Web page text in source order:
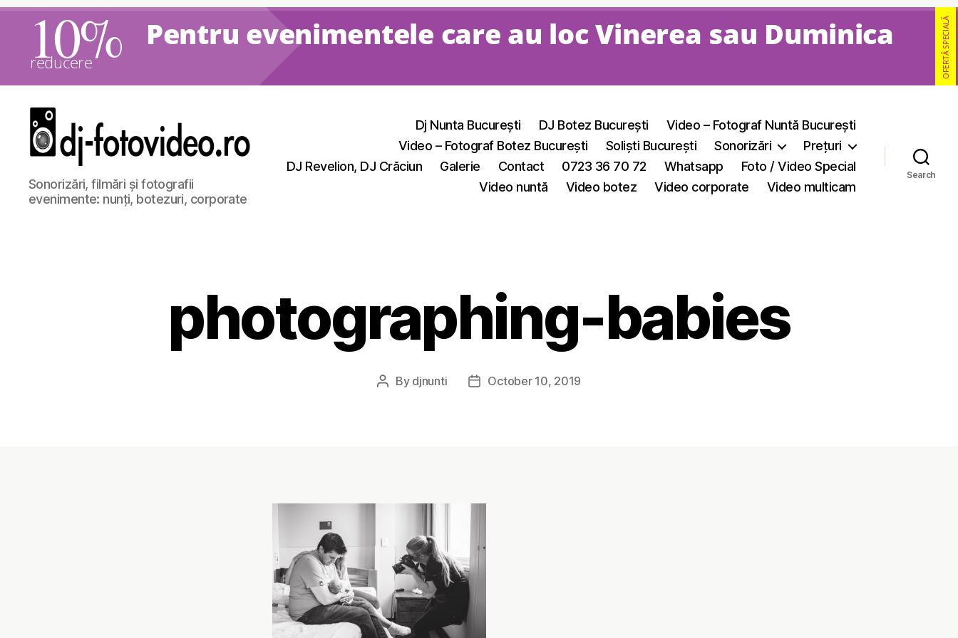
Pentru evenimentele care au loc Vinerea sau Duminica
reducere
10% OFERTĂ SPECIALĂ
DJ
Nunti,
Foto
Sonorizări, filmări și fotografii
evenimente: nunți, botezuri, corporate
Dj Nunta București DJ Botez București
Video – Fotograf Nuntă București
Video – Fotograf Botez București
Soliști București Sonorizări
Prețuri
DJ Revelion, DJ Crăciun
Galerie Contact 0723 36 70 72 Whatsapp
Foto / Video Special
Video nuntă
Video botez Video corporate Video multicam
Search
photographing-babies
Post
By djnunti
PostOctober 10, 2019